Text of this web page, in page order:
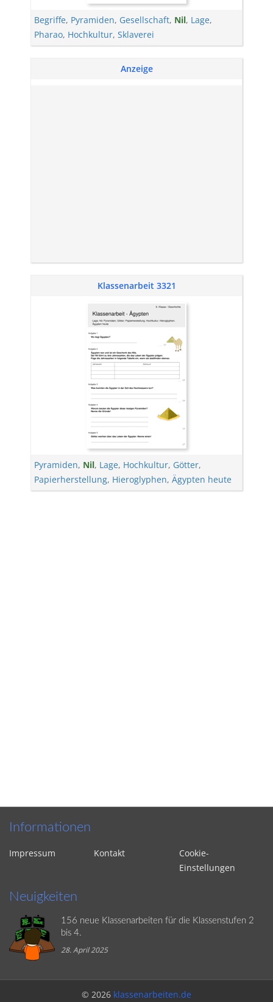
Begriffe, Pyramiden, Gesellschaft, Nil, Lage,
Pharao, Hochkultur, Sklaverei
Anzeige
Klassenarbeit 3321
Pyramiden, Nil, Lage, Hochkultur, Götter,
Papierherstellung, Hieroglyphen, Ägypten heute
Informationen
Impressum Kontakt
Cookie-
Einstellungen
Neuigkeiten
156 neue Klassenarbeiten für die Klassenstufen 2
bis 4.
28. April 2025
© 2026 klassenarbeiten.de